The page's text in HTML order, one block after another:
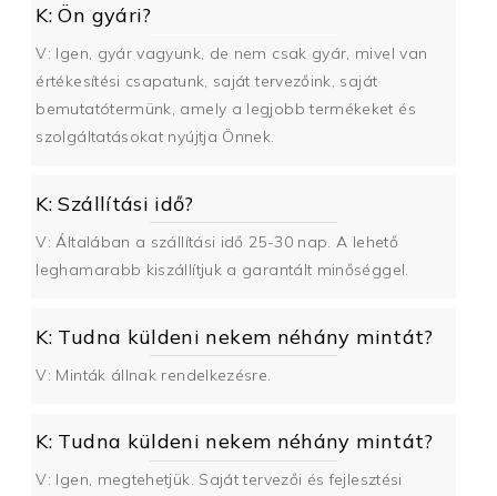
K: Ön gyári?
V: Igen, gyár vagyunk, de nem csak gyár, mivel van
értékesítési csapatunk, saját tervezőink, saját
bemutatótermünk, amely a legjobb termékeket és
szolgáltatásokat nyújtja Önnek.
K: Szállítási idő?
V: Általában a szállítási idő 25-30 nap. A lehető
leghamarabb kiszállítjuk a garantált minőséggel.
K: Tudna küldeni nekem néhány mintát?
V: Minták állnak rendelkezésre.
K: Tudna küldeni nekem néhány mintát?
V: Igen, megtehetjük. Saját tervezői és fejlesztési